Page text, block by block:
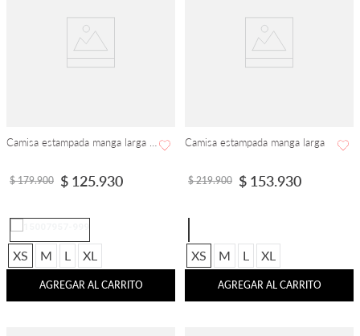
$ 179.900 $ 125.930
XS M L XL
AGREGAR AL CARRITO
Camisa estampada manga larga
$ 219.900 $ 153.930
XS M L XL
AGREGAR AL CARRITO